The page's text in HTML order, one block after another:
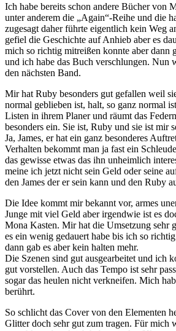
Ich habe bereits schon andere Bücher von
unter anderem die „Again“-Reihe und die
zugesagt daher führte eigentlich kein Weg
gefiel die Geschichte auf Anhieb aber es
mich so richtig mitreißen konnte aber dann
und ich habe das Buch verschlungen. Nun
den nächsten Band.
Mir hat Ruby besonders gut gefallen weil
normal geblieben ist, halt, so ganz normal
Listen in ihrem Planer und räumt das
besonders ein. Sie ist, Ruby und sie ist mir
Ja, James, er hat ein ganz besonderes
Verhalten bekommt man ja fast ein
das gewisse etwas das ihn unheimlich
meine ich jetzt nicht sein Geld oder seine
den James der er sein kann und den Ruby
Die Idee kommt mir bekannt vor, armes
Junge mit viel Geld aber irgendwie ist es
Mona Kasten. Mir hat die Umsetzung sehr
es ein wenig gedauert habe bis ich so
dann gab es aber kein halten mehr.
Die Szenen sind gut ausgearbeitet und ich
gut vorstellen. Auch das Tempo ist sehr
sogar das heulen nicht verkneifen. Mich
berührt.
So schlicht das Cover von den Elementen
Glitter doch sehr gut zum tragen. Für mich